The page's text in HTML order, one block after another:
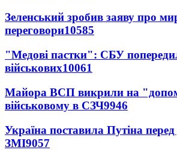
Зеленський зробив заяву про
переговори10585
"Медові пастки": СБУ
військових10061
Майора ВСП викрили на
військовому в СЗЧ9946
Україна поставила Путіна
ЗМІ9057